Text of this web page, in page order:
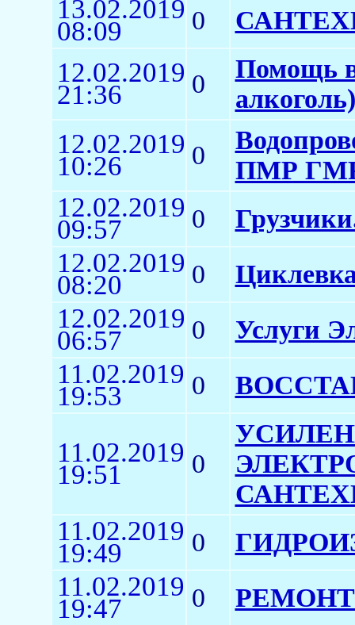
13.02.2019
08:09 0
12.02.2019
21:36 0
Помощь
алкоголь)
12.02.2019
10:26 0
ПМР
12.02.2019
09:57 0
12.02.2019
08:20 0
12.02.2019
06:57 0 Услуги
11.02.2019
19:53 0
11.02.2019
19:51 0
11.02.2019
19:49 0
11.02.2019
19:47 0